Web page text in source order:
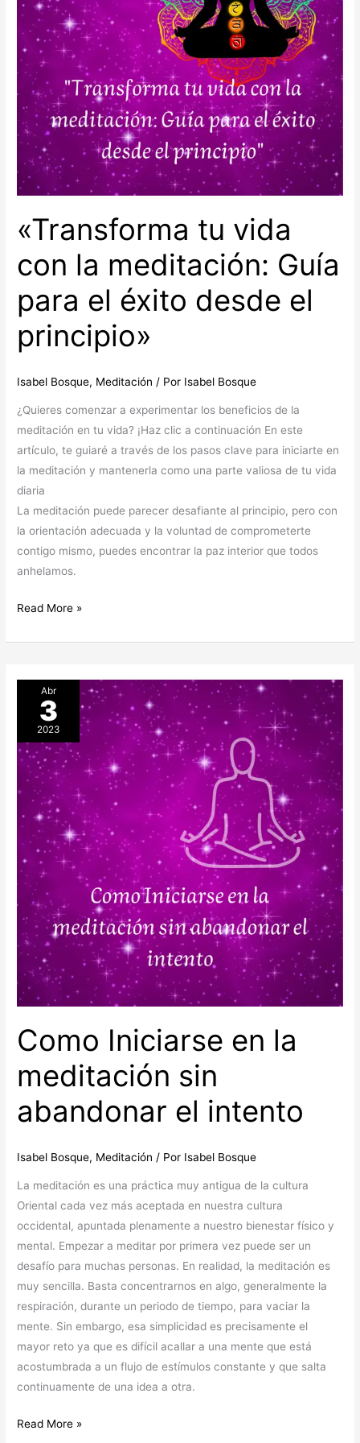
«Transforma tu vida
con la meditación: Guía
para el éxito desde el
principio»
Isabel Bosque, Meditación / Por Isabel Bosque
¿Quieres comenzar a experimentar los beneficios de la
meditación en tu vida? ¡Haz clic a continuación En este
artículo, te guiaré a través de los pasos clave para iniciarte en
la meditación y mantenerla como una parte valiosa de tu vida
diaria
La meditación puede parecer desafiante al principio, pero con
la orientación adecuada y la voluntad de comprometerte
contigo mismo, puedes encontrar la paz interior que todos
anhelamos.
«Transforma
meditación:
Guía
para
éxito
desde
el
principio»
Read More »
Abr
3
2023
Como Iniciarse en la
meditación sin
abandonar el intento
Isabel Bosque, Meditación / Por Isabel Bosque
La meditación es una práctica muy antigua de la cultura
Oriental cada vez más aceptada en nuestra cultura
occidental, apuntada plenamente a nuestro bienestar físico y
mental. Empezar a meditar por primera vez puede ser un
desafío para muchas personas. En realidad, la meditación es
muy sencilla. Basta concentrarnos en algo, generalmente la
respiración, durante un periodo de tiempo, para vaciar la
mente. Sin embargo, esa simplicidad es precisamente el
mayor reto ya que es difícil acallar a una mente que está
acostumbrada a un flujo de estímulos constante y que salta
continuamente de una idea a otra.
Como
Read More »